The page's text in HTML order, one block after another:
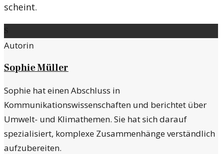
scheint.
Autorin
Sophie Müller
Sophie hat einen Abschluss in
Kommunikationswissenschaften und berichtet über
Umwelt- und Klimathemen. Sie hat sich darauf
spezialisiert, komplexe Zusammenhänge verständlich
aufzubereiten.